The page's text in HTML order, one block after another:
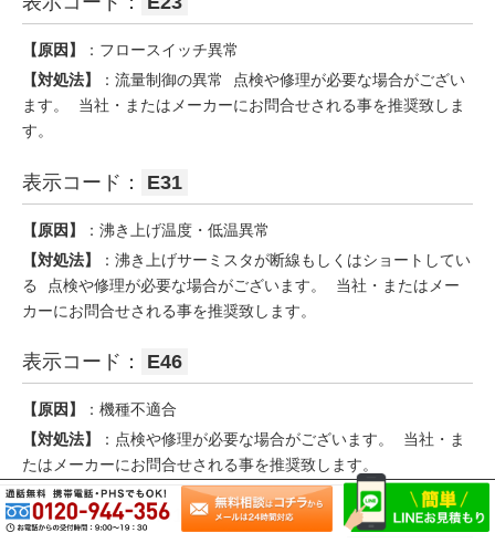
【原因】
：フロースイッチ異常
【対処法】
：流量制御の異常 点検や修理が必要な場合がござい
ます。 当社・またはメーカーにお問合せされる事を推奨致しま
す。
表示コード： E31
【原因】
：沸き上げ温度・低温異常
【対処法】
：沸き上げサーミスタが断線もしくはショートしてい
る 点検や修理が必要な場合がございます。 当社・またはメー
カーにお問合せされる事を推奨致します。
表示コード： E46
【原因】
：機種不適合
【対処法】
：点検や修理が必要な場合がございます。 当社・ま
たはメーカーにお問合せされる事を推奨致します。
表示コード： H01